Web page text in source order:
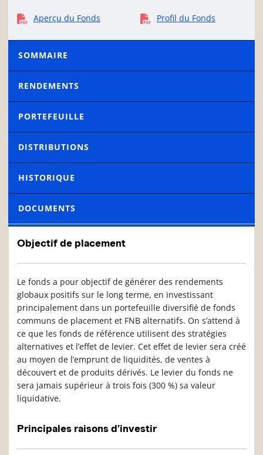
Aperçu du Fonds Profil du Fonds
SOMMAIRE
RENDEMENTS
PORTEFEUILLE
DISTRIBUTIONS
HISTORIQUE
DOCUMENTS
Objectif de placement
Le fonds a pour objectif de générer des rendements
globaux positifs sur le long terme, en investissant
principalement dans un portefeuille diversifié de fonds
communs de placement et FNB alternatifs. On s’attend à
ce que les fonds de référence utilisent des stratégies
alternatives et l’effet de levier. Cet effet de levier sera créé
au moyen de l’emprunt de liquidités, de ventes à
découvert et de produits dérivés. Le levier du fonds ne
sera jamais supérieur à trois fois (300 %) sa valeur
liquidative.
Principales raisons d’investir